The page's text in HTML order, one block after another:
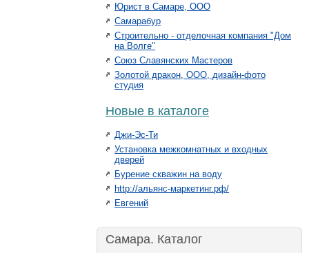
Юрист в Самаре, ООО
Самарабур
Строительно - отделочная компания "Дом
на Волге"
Союз Славянских Мастеров
Золотой дракон, ООО, дизайн-фото
студия
Новые в каталоге
Джи-Эс-Ти
Установка межкомнатных и входных
дверей
Бурение скважин на воду
http://альянс-маркетинг.рф/
Евгений
Самара. Каталог